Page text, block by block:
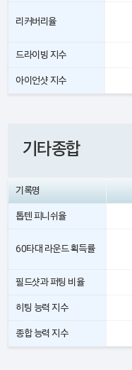
리커버리율
드라이빙 지수
아이언샷 지수
기타종합
기록명
톱텐 피니쉬율
60타대 라운드 획득률
필드샷과 퍼팅 비율
히팅 능력 지수
종합 능력 지수